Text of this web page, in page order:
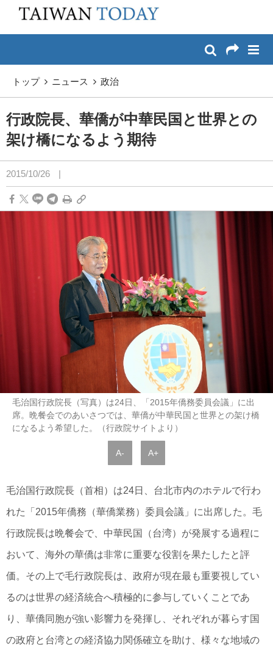
メイン コンテンツへスキップ
トップ ニュース 政治
行政院長、華僑が中華民国と世界との
架け橋になるよう期待
2015/10/26 |
毛治国行政院長（写真）は24日、「2015年僑務委員会議」に出
席。晩餐会でのあいさつでは、華僑が中華民国と世界との架け橋
になるよう希望した。（行政院サイトより）
A- A+
毛治国行政院長（首相）は24日、台北市内のホテルで行わ
れた「2015年僑務（華僑業務）委員会議」に出席した。毛
行政院長は晩餐会で、中華民国（台湾）が発展する過程に
おいて、海外の華僑は非常に重要な役割を果たしたと評
価。その上で毛行政院長は、政府が現在最も重要視してい
るのは世界の経済統合へ積極的に参与していくことであ
り、華僑同胞が強い影響力を発揮し、それぞれが暮らす国
の政府と台湾との経済協力関係確立を助け、様々な地域の